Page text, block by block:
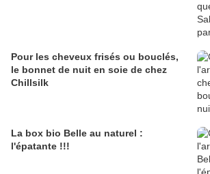
Pour les cheveux frisés ou bouclés,
le bonnet de nuit en soie de chez
Chillsilk
La box bio Belle au naturel :
l'épatante !!!